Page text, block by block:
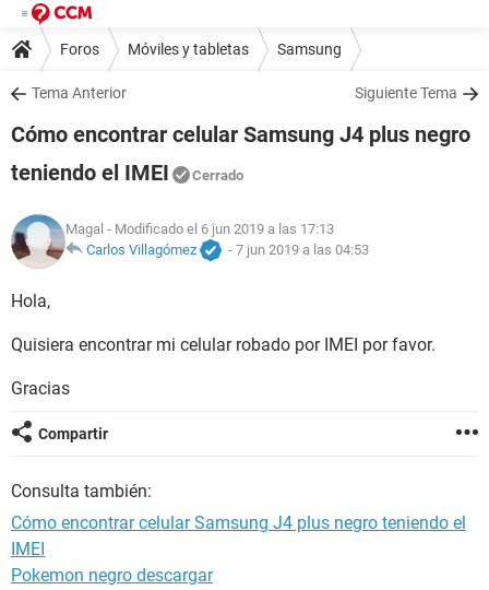
Foros Móviles y tabletas Samsung
Tema Anterior Siguiente Tema
Cómo encontrar celular Samsung J4 plus negro
teniendo el IMEI
Cerrado
Magal - Modificado el 6 jun 2019 a las 17:13
Carlos Villagómez
- 7 jun 2019 a las 04:53
Hola,
Quisiera encontrar mi celular robado por IMEI por favor.
Gracias
Compartir
Consulta también:
Cómo encontrar celular Samsung J4 plus negro teniendo el
IMEI
Pokemon negro descargar